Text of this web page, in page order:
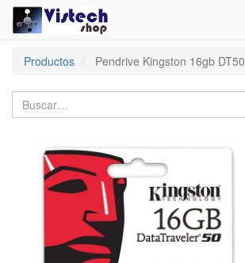
Productos
Pendrive Kingston 16gb DT50